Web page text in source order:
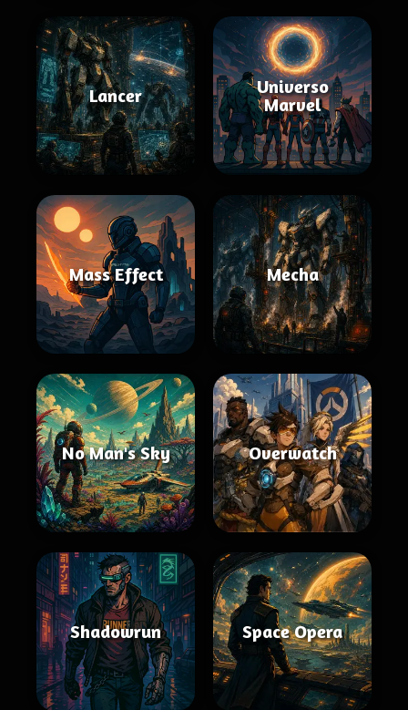
Lancer
Universo
Marvel
Mass Effect Mecha
No Man's Sky Overwatch
Shadowrun Space Opera